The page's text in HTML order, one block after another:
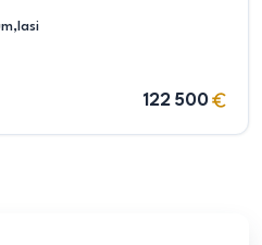
122 500